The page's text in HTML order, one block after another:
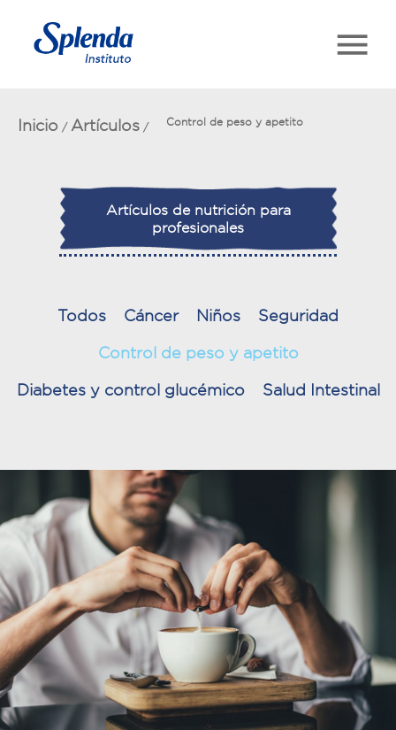
Inicio / Artículos / Control de peso y apetito
Artículos de nutrición para
profesionales
Todos Cáncer Niños
Seguridad
Control de peso y apetito
Diabetes y control glucémico
Salud Intestinal